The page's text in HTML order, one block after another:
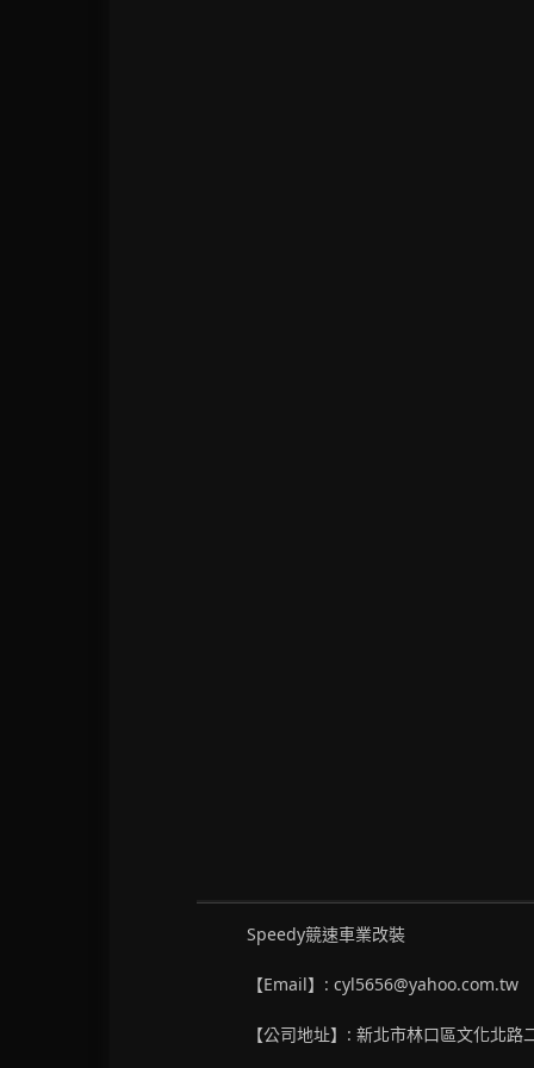
Speedy競速車業改裝
【Email】: cyl5656@yahoo.com.tw
【公司地址】: 新北市林口區文化北